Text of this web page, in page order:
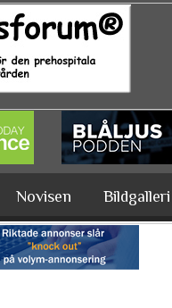
Novisen Bildgalleri